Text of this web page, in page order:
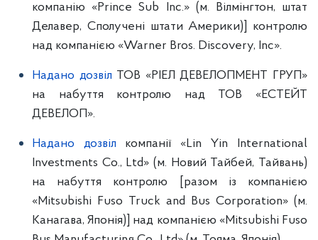
компанію «Prince Sub Inc.» (м. Вілмінгтон, штат
Делавер, Сполучені штати Америки)] контролю
над компанією «Warner Bros. Discovery, Inc».
Надано дозвіл ТОВ «РІЕЛ ДЕВЕЛОПМЕНТ ГРУП»
на набуття контролю над ТОВ «ЕСТЕЙТ
ДЕВЕЛОП».
Надано дозвіл компанії «Lin Yin International
Investments Co., Ltd» (м. Новий Тайбей, Тайвань)
на набуття контролю [разом із компанією
«Mitsubishi Fuso Truck and Bus Corporation» (м.
Канагава, Японія)] над компанією «Mitsubishi Fuso